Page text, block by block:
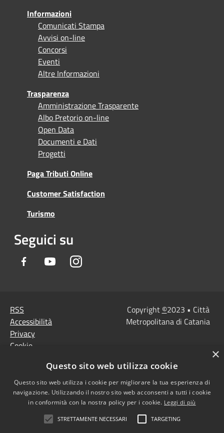
Informazioni
Comunicati Stampa
Avvisi on-line
Concorsi
Eventi
Altre Informazioni
Trasparenza
Amministrazione Trasparente
Albo Pretorio on-line
Open Data
Documenti e Dati
Progetti
Paga Tributi Online
Customer Satisfaction
Turismo
Seguici su
Facebook YoutubeInstagram
RSS
Accessibilità
Privacy
Cookie
Note Legali
Agenzia per l'Italia
digitale
accessibilità
Copyright ©2023 • Città
Metropolitana di Catania
×
Questo sito web utilizza cookie
Questo sito web utilizza i cookie per migliorare la tua esperienza di
navigazione. Utilizzando il nostro sito web acconsenti a tutti i cookie
in conformità con la nostra policy per i cookie. Leggi di più
STRETTAMENTE NECESSARI TARGETING